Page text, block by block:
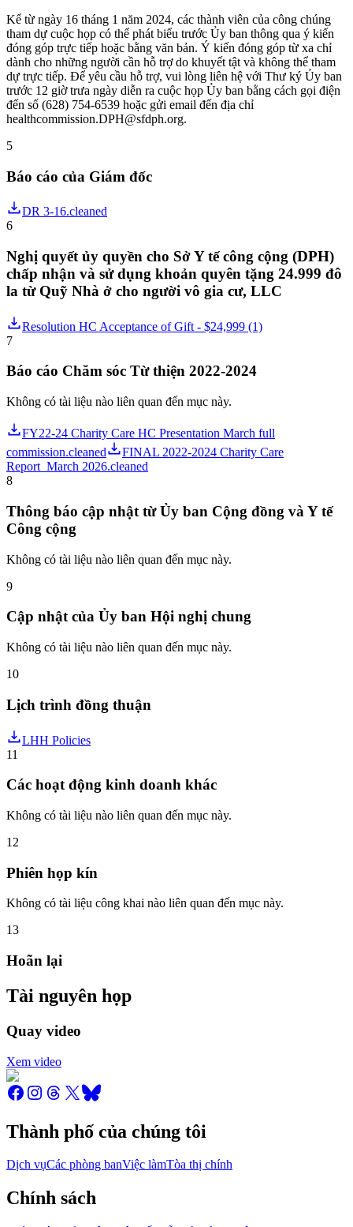
Kể từ ngày 16 tháng 1 năm 2024, các thành viên của công chúng
tham dự cuộc họp có thể phát biểu trước Ủy ban thông qua ý kiến ​​
đóng góp trực tiếp hoặc bằng văn bản. Ý kiến ​​đóng góp từ xa chỉ
dành cho những người cần hỗ trợ do khuyết tật và không thể tham
dự trực tiếp. Để yêu cầu hỗ trợ, vui lòng liên hệ với Thư ký Ủy ban
trước 12 giờ trưa ngày diễn ra cuộc họp Ủy ban bằng cách gọi điện
đến số (628) 754-6539 hoặc gửi email đến địa chỉ
healthcommission.DPH@sfdph.org.
5
Báo cáo của Giám đốc
DR 3-16.cleaned
6
Nghị quyết ủy quyền cho Sở Y tế công cộng (DPH)
chấp nhận và sử dụng khoản quyên tặng 24.999 đô
la từ Quỹ Nhà ở cho người vô gia cư, LLC
Resolution HC Acceptance of Gift - $24,999 (1)
7
Báo cáo Chăm sóc Từ thiện 2022-2024
Không có tài liệu nào liên quan đến mục này.
FY22-24 Charity Care HC Presentation March full
commission.cleaned
FINAL 2022-2024 Charity Care
Report_March 2026.cleaned
8
Thông báo cập nhật từ Ủy ban Cộng đồng và Y tế
Công cộng
Không có tài liệu nào liên quan đến mục này.
9
Cập nhật của Ủy ban Hội nghị chung
Không có tài liệu nào liên quan đến mục này.
10
Lịch trình đồng thuận
LHH Policies
11
Các hoạt động kinh doanh khác
Không có tài liệu nào liên quan đến mục này.
12
Phiên họp kín
Không có tài liệu công khai nào liên quan đến mục này.
13
Hoãn lại
Tài nguyên họp
Quay video
Xem video
Thành phố của chúng tôi
Dịch vụCác phòng banViệc làmTòa thị chính
Chính sách